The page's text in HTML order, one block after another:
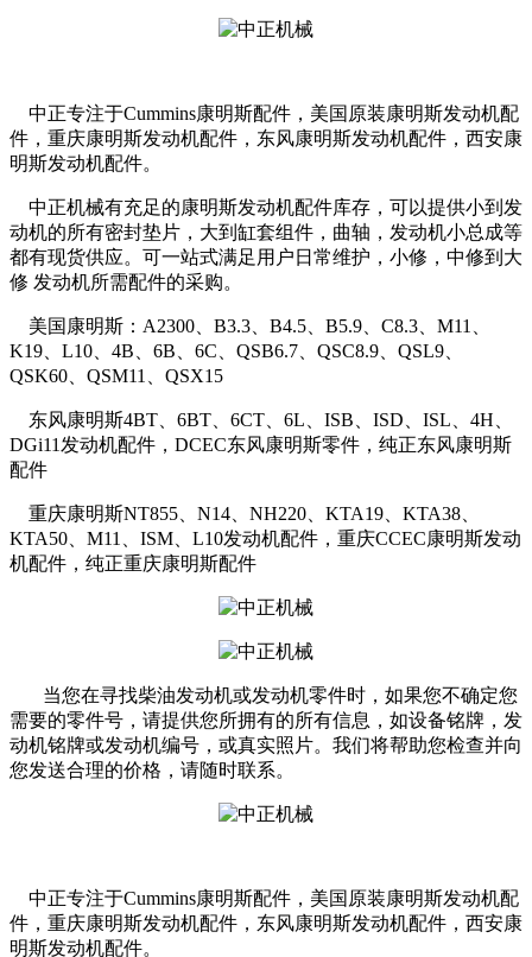
中正专注于Cummins康明斯配件，美国原装康明斯发动机配
件，重庆康明斯发动机配件，东风康明斯发动机配件，西安康
明斯发动机配件。
中正机械有充足的康明斯发动机配件库存，可以提供小到发
动机的所有密封垫片，大到缸套组件，曲轴，发动机小总成等
都有现货供应。可一站式满足用户日常维护，小修，中修到大
修 发动机所需配件的采购。
美国康明斯：A2300、B3.3、B4.5、B5.9、C8.3、M11、
K19、L10、4B、6B、6C、QSB6.7、QSC8.9、QSL9、
QSK60、QSM11、QSX15
东风康明斯4BT、6BT、6CT、6L、ISB、ISD、ISL、4H、
DGi11发动机配件，DCEC东风康明斯零件，纯正东风康明斯
配件
重庆康明斯NT855、N14、NH220、KTA19、KTA38、
KTA50、M11、ISM、L10发动机配件，重庆CCEC康明斯发动
机配件，纯正重庆康明斯配件
当您在寻找柴油发动机或发动机零件时，如果您不确定您
需要的零件号，请提供您所拥有的所有信息，如设备铭牌，发
动机铭牌或发动机编号，或真实照片。我们将帮助您检查并向
您发送合理的价格，请随时联系。
中正专注于Cummins康明斯配件，美国原装康明斯发动机配
件，重庆康明斯发动机配件，东风康明斯发动机配件，西安康
明斯发动机配件。